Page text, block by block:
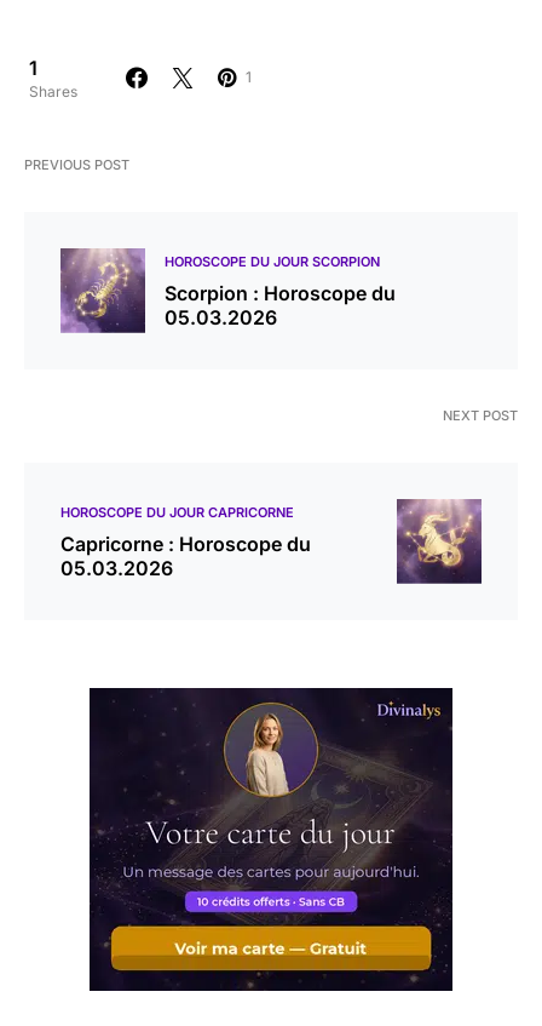
1
Shares
1
PREVIOUS POST
HOROSCOPE DU JOUR SCORPION
Scorpion : Horoscope du
05.03.2026
NEXT POST
HOROSCOPE DU JOUR CAPRICORNE
Capricorne : Horoscope du
05.03.2026